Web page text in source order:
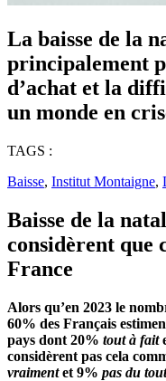
La baisse de la
principalement
d’achat et la
un monde en
TAGS :
Baisse, Institut Montaigne,
Baisse de la
considèrent que
France
Alors qu’en 2023 le
60% des Français
pays dont 20% tout à fait
considèrent pas cela
vraimentet 9% pas du tout